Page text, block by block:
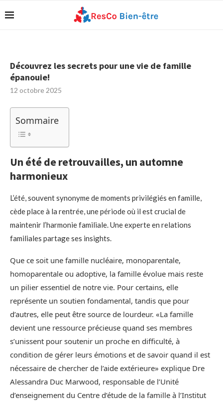
Découvrez les secrets pour une vie de famille
épanouie!
12 octobre 2025
Sommaire
Un été de retrouvailles, un automne
harmonieux
L’été, souvent synonyme de moments privilégiés en famille,
cède place à la rentrée, une période où il est crucial de
maintenir l’harmonie familiale. Une experte en relations
familiales partage ses insights.
Que ce soit une famille nucléaire, monoparentale,
homoparentale ou adoptive, la famille évolue mais reste
un pilier essentiel de notre vie. Pour certains, elle
représente un soutien fondamental, tandis que pour
d’autres, elle peut être source de lourdeur. «La famille
devient une ressource précieuse quand ses membres
s’unissent pour soutenir un proche en difficulté, à
condition de gérer leurs émotions et de savoir quand il est
nécessaire de chercher de l’aide extérieure» explique Dre
Alessandra Duc Marwood, responsable de l’Unité
d’enseignement du Centre d’étude de la famille à l’Institut